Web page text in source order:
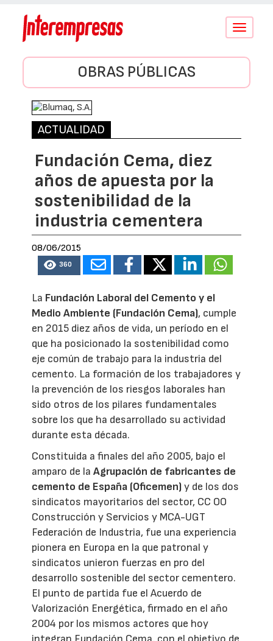
Conmutar
OBRAS PÚBLICAS
ACTUALIDAD
Fundación Cema, diez
años de apuesta por la
sostenibilidad de la
industria cementera
08/06/2015
360
La Fundación Laboral del Cemento y el
Medio Ambiente (Fundación Cema), cumple
en 2015 diez años de vida, un período en el
que ha posicionado la sostenibilidad como
eje común de trabajo para la industria del
cemento. La formación de los trabajadores y
la prevención de los riesgos laborales han
sido otros de los pilares fundamentales
sobre los que ha desarrollado su actividad
durante esta década.
Constituida a finales del año 2005, bajo el
amparo de laAgrupación de fabricantes de
cemento de España (Oficemen)y de los dos
sindicatos mayoritarios del sector, CC OO
Construcción y Servicios y MCA-UGT
Federación de Industria, fue una experiencia
pionera en Europa en la que patronal y
sindicatos unieron fuerzas en pro del
desarrollo sostenible del sector cementero.
El punto de partida fue el Acuerdo de
Valorización Energética, firmado en el año
2004 por los mismos actores que hoy